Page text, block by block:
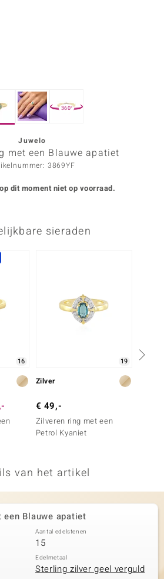
360°
Juwelo
met een Blauwe apatiet
3869YF
dit moment niet op voorraad.
sieraden
16 19
Zilver
€ 49,-
Zilveren ring met een
Petrol Kyaniet
van het artikel
Blauwe apatiet
Aantal edelstenen
15
Edelmetaal
Sterling zilver geel verguld